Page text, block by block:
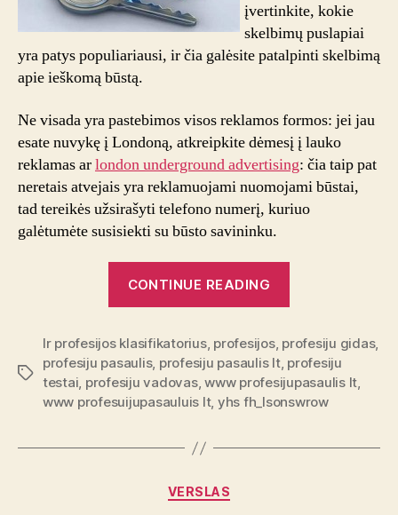
įvertinkite, kokie
skelbimų puslapiai
yra patys populiariausi, ir čia galėsite patalpinti skelbimą
apie ieškomą būstą.
Ne visada yra pastebimos visos reklamos formos: jei jau
esate nuvykę į Londoną, atkreipkite dėmesį į lauko
reklamas arlondon underground advertising: čia taip pat
neretais atvejais yra reklamuojami nuomojami būstai,
tad tereikės užsirašyti telefono numerį, kuriuo
galėtumėte susisiekti su būsto savininku.
CONTINUE READING
pagreitinti
būsto
paiešką?”
Tags
lr profesijos klasifikatorius, profesijos, profesiju gidas,
profesiju pasaulis, profesiju pasaulis lt, profesiju
testai, profesiju vadovas,www profesijupasaulis lt,
www profesuijupasauluis lt, yhs fh_lsonswrow
Categories
VERSLAS